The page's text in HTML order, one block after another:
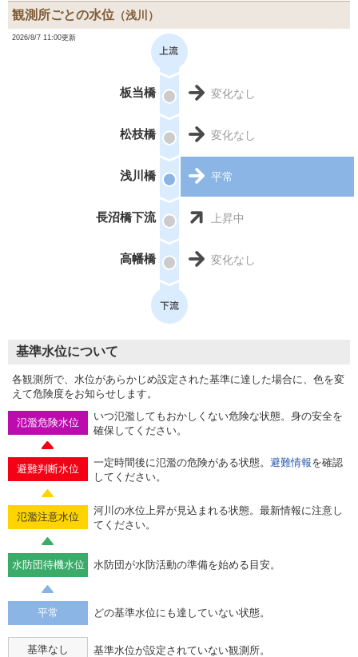
観測所ごとの水位 （浅川）
2026/8/7 11:00更新
板当橋 変化なし
松枝橋 変化なし
浅川橋 平常
長沼橋下流 上昇中
高幡橋 変化なし
基準水位について
各観測所で、水位があらかじめ設定された基準に達した場合に、色を変
えて危険度をお知らせします。
氾濫危険水位
いつ氾濫してもおかしくない危険な状態。身の安全を
確保してください。
避難判断水位
一定時間後に氾濫の危険がある状態。 避難情報を確認
してください。
氾濫注意水位
河川の水位上昇が見込まれる状態。最新情報に注意し
てください。
水防団待機水位 水防団が水防活動の準備を始める目安。
平常 どの基準水位にも達していない状態。
基準なし 基準水位が設定されていない観測所。